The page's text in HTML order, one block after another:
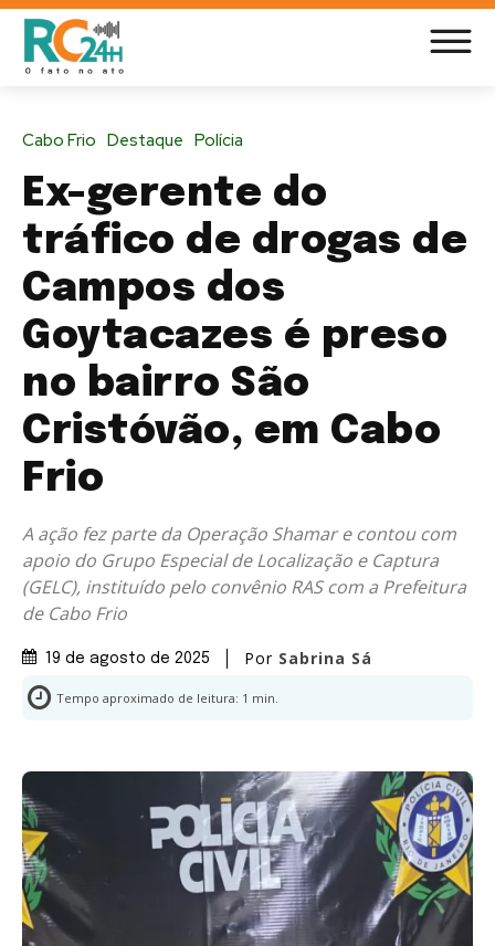
Cabo Frio Destaque Polícia
Ex-gerente do
tráfico de drogas de
Campos dos
Goytacazes é preso
no bairro São
Cristóvão, em Cabo
Frio
A ação fez parte da Operação Shamar e contou com
apoio do Grupo Especial de Localização e Captura
(GELC), instituído pelo convênio RAS com a Prefeitura
de Cabo Frio
19 de agosto de 2025 Por Sabrina Sá
Tempo aproximado de leitura: 1 min.